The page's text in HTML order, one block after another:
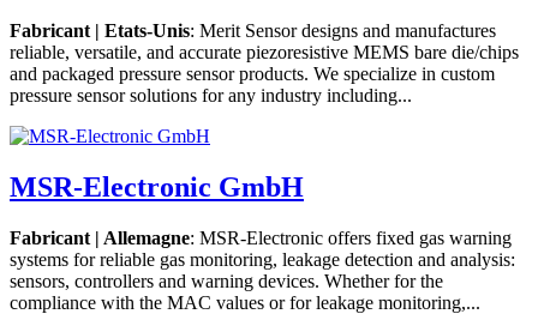
Fabricant | Etats-Unis: Merit Sensor designs and manufactures
reliable, versatile, and accurate piezoresistive MEMS bare die/chips
and packaged pressure sensor products. We specialize in custom
pressure sensor solutions for any industry including...
MSR-Electronic GmbH
Fabricant | Allemagne: MSR-Electronic offers fixed gas warning
systems for reliable gas monitoring, leakage detection and analysis:
sensors, controllers and warning devices. Whether for the
compliance with the MAC values or for leakage monitoring,...